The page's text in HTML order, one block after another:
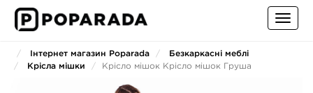
Інтернет магазин Poparada
Безкаркасні меблі
Крісла мішки
Крісло мішок Крісло мішок Груша